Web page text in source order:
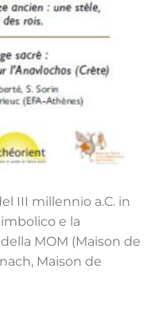
III millennio a.C. in
e la
della MOM (Maison de
Maison de